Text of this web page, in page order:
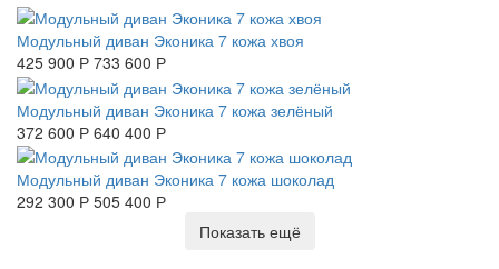
Модульный диван Эконика 7 кожа хвоя
425 900 Р 733 600 Р
Модульный диван Эконика 7 кожа зелёный
372 600 Р 640 400 Р
Модульный диван Эконика 7 кожа шоколад
292 300 Р 505 400 Р
Показать ещё